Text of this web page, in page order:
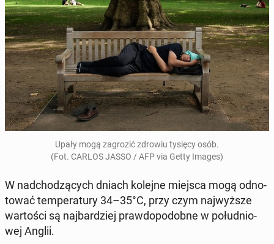
Upały mogą za­gro­zić zdrowiu tysięcy osób.
(Fot. CARLOS JASSO / AFP via Getty Images)
W nad­cho­dzą­cych dniach kolejne miejsca mogą od­no­
to­wać tem­pe­ra­tu­ry 34–35°C, przy czym naj­wyż­sze
war­to­ści są naj­bar­dziej praw­do­po­dob­ne w po­łu­dnio­
wej Anglii.